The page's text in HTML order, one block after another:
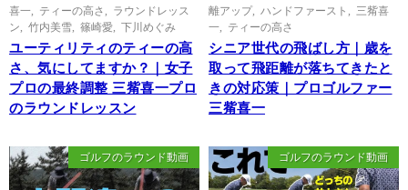
喜一
ティーの高さ
ラウンドレッス
ン
竹内美雪 篠崎愛 下川めぐみ
ユーティリティのティーの高
さ、気にしてますか？｜女子
プロの最終調整 三觜喜一プロ
のラウンドレッスン
離アップ, ハンドファースト
三觜喜
一
ティーの高さ
シニア世代の飛ばし方｜歳を
取って飛距離が落ちてきたと
きの対応策｜プロゴルファー
三觜喜一
ゴルフのラウンド動画 ゴルフのラウンド動画